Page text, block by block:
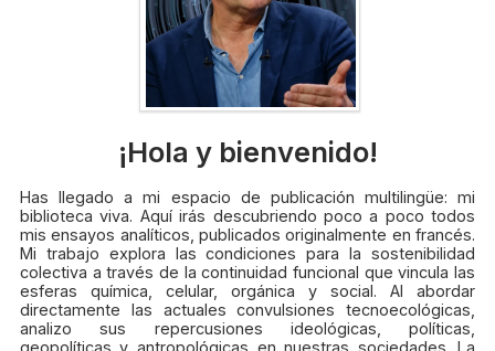
¡Hola y bienvenido!
Has llegado a mi espacio de publicación multilingüe: mi
biblioteca viva. Aquí irás descubriendo poco a poco todos
mis ensayos analíticos, publicados originalmente en francés.
Mi trabajo explora las condiciones para la sostenibilidad
colectiva a través de la continuidad funcional que vincula las
esferas química, celular, orgánica y social. Al abordar
directamente las actuales convulsiones tecnoecológicas,
analizo sus repercusiones ideológicas, políticas,